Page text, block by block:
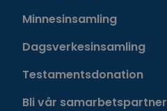
Minnesinsamling
Dagsverkesinsamling
Testamentsdonation
Bli vår samarbetspartner